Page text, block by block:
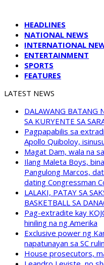
HEADLINES
NATIONAL NEWS
INTERNATIONAL
ENTERTAINMENT
SPORTS
FEATURES
LATEST NEWS
DALAWANG BATANG
SA KURYENTE SA
Pagpapabilis sa
Apollo Quiboloy,
Magat Dam, wala na
Ilang Maleta Boys,
Pangulong Marcos,
dating Congressman
LALAKI, PATAY SA
BASKETBALL SA
Pag-extradite kay
hiniling na ng Amerika
Exclusive power ng
napatunayan sa SC
House prosecutors,